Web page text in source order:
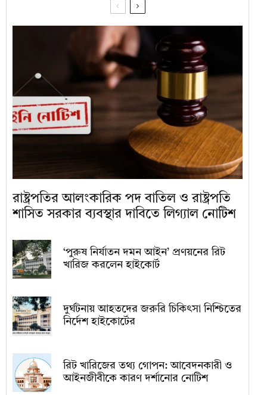
রাষ্ট্রপতির আলংকারিক পদ বাতিল ও রাষ্ট্রপতি
শাসিত সরকার ব্যবস্থার দাবিতে লিগ্যাল নোটিশ
‘পুরুষ নির্যাতন দমন আইন’ প্রণয়নের রিট
খারিজ করলেন হাইকোর্ট
দুর্ঘটনায় আহতদের জরুরি চিকিৎসা নিশ্চিতের
নির্দেশ হাইকোর্টের
রিট খারিজের তথ্য গোপন: আবেদনকারী ও
আইনজীবীকে কারণ দর্শানোর নোটিশ